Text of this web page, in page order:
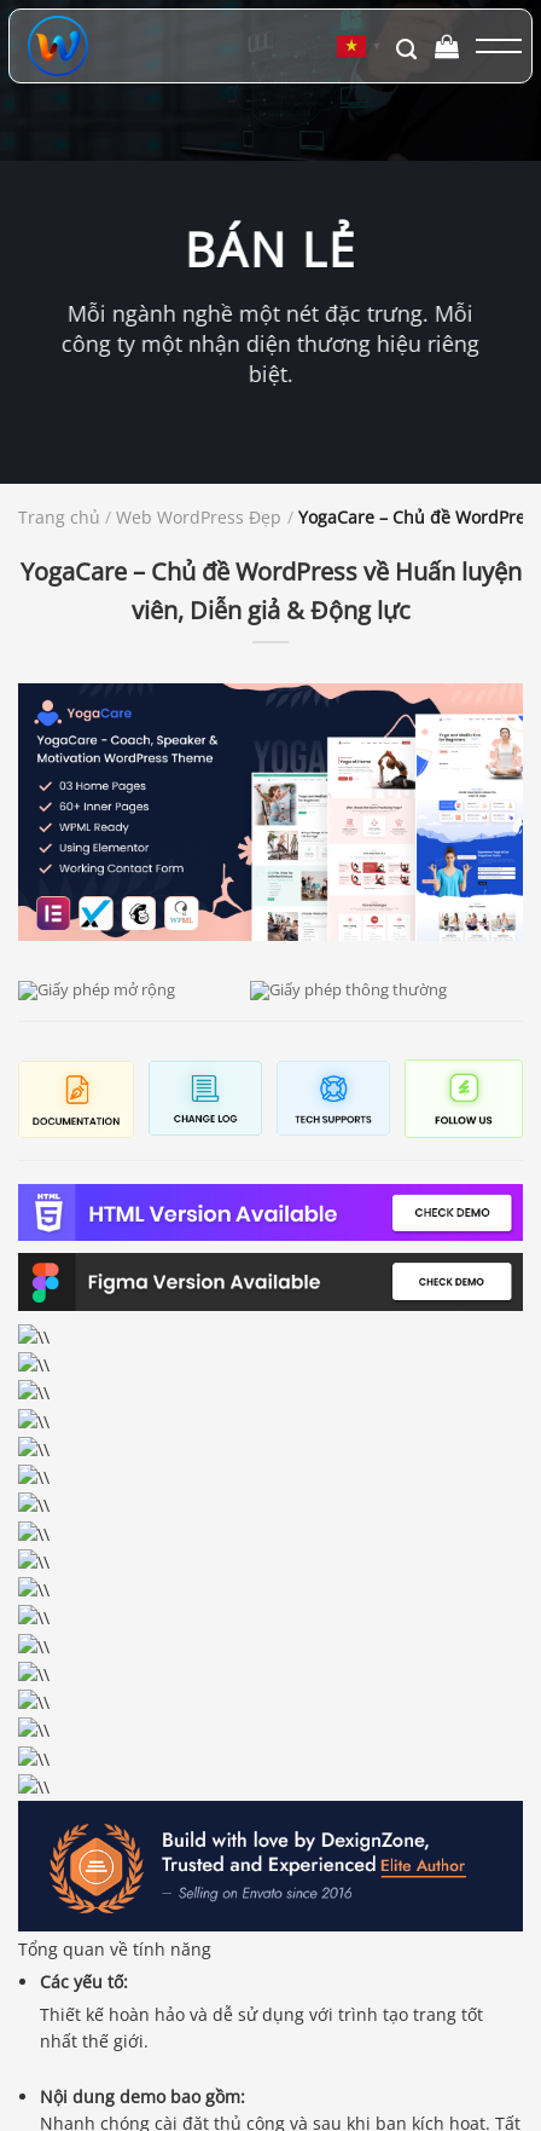
Chuyển
đến
dung
▼
BÁN LẺ
Mỗi ngành nghề một nét đặc trưng. Mỗi
công ty một nhận diện thương hiệu riêng
biệt.
Trang chủ / Web WordPress Đẹp / YogaCare – Chủ đề
YogaCare – Chủ đề WordPress về Huấn luyện
viên, Diễn giả & Động lực
Tổng quan về tính năng
Các yếu tố:
Thiết kế hoàn hảo và dễ sử dụng với trình tạo trang tốt
nhất thế giới.
Nội dung demo bao gồm:
Nhanh chóng cài đặt thủ công và sau khi bạn kích hoạt. Tất